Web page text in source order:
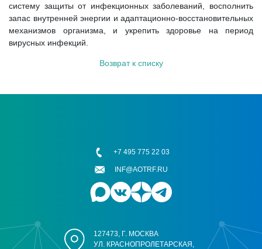
систему защиты от инфекционных заболеваний, восполнить
запас внутренней энергии и адаптационно-восстановительных
механизмов организма, и укрепить здоровье на период
вирусных инфекций.
Возврат к списку
127473, Г. МОСКВА
УЛ. КРАСНОПРОЛЕТАРСКАЯ,
+7 495 775 22 03
INF@AOTRF.RU